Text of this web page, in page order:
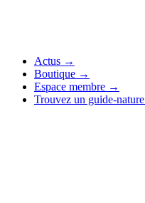
Actus →
Boutique →
Espace membre →
Trouvez un guide-nature